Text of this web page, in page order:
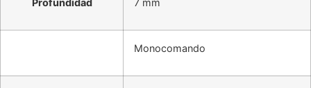
Profundidad 7 mm
Monocomando